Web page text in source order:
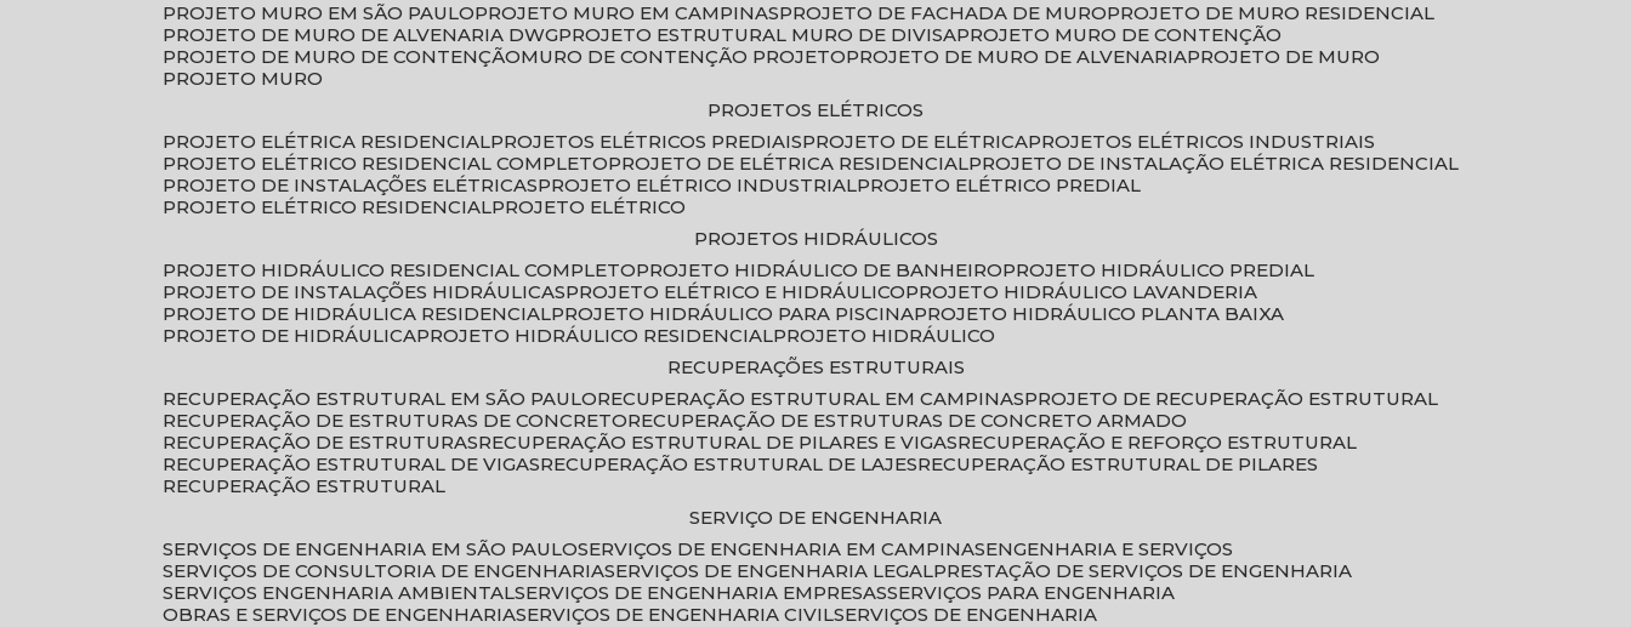
PROJETO MURO EM SÃO PAULO
PROJETO MURO EM CAMPINAS PROJETO DE FACHADA DE MURO
PROJETO DE MURO RESIDENCIAL
PROJETO DE MURO DE ALVENARIA DWG
PROJETO ESTRUTURAL MURO DE DIVISA
PROJETO MURO DE CONTENÇÃO
PROJETO DE MURO DE CONTENÇÃO
MURO DE CONTENÇÃO PROJETO PROJETO DE MURO DE ALVENARIA
PROJETO DE MURO
PROJETO MURO
PROJETOS ELÉTRICOS
PROJETO ELÉTRICA RESIDENCIAL
PROJETOS ELÉTRICOS PREDIAIS PROJETO DE ELÉTRICA
PROJETOS ELÉTRICOS INDUSTRIAIS
PROJETO ELÉTRICO RESIDENCIAL COMPLETO
PROJETO DE ELÉTRICA RESIDENCIAL
PROJETO DE INSTALAÇÃO ELÉTRICA RESIDENCIAL
PROJETO DE INSTALAÇÕES ELÉTRICAS
PROJETO ELÉTRICO INDUSTRIAL
PROJETO ELÉTRICO PREDIAL
PROJETO ELÉTRICO RESIDENCIAL
PROJETO ELÉTRICO
PROJETOS HIDRÁULICOS
PROJETO HIDRÁULICO RESIDENCIAL COMPLETO
PROJETO HIDRÁULICO DE BANHEIRO
PROJETO HIDRÁULICO PREDIAL
PROJETO DE INSTALAÇÕES HIDRÁULICAS
PROJETO ELÉTRICO E HIDRÁULICO
PROJETO HIDRÁULICO LAVANDERIA
PROJETO DE HIDRÁULICA RESIDENCIAL
PROJETO HIDRÁULICO PARA PISCINA
PROJETO HIDRÁULICO PLANTA BAIXA
PROJETO DE HIDRÁULICA
PROJETO HIDRÁULICO RESIDENCIAL
PROJETO HIDRÁULICO
RECUPERAÇÕES ESTRUTURAIS
RECUPERAÇÃO ESTRUTURAL EM SÃO PAULO
RECUPERAÇÃO ESTRUTURAL EM CAMPINAS
PROJETO DE RECUPERAÇÃO ESTRUTURAL
RECUPERAÇÃO DE ESTRUTURAS DE CONCRETO
RECUPERAÇÃO DE ESTRUTURAS DE CONCRETO ARMADO
RECUPERAÇÃO DE ESTRUTURAS
RECUPERAÇÃO ESTRUTURAL DE PILARES E VIGAS
RECUPERAÇÃO E REFORÇO ESTRUTURAL
RECUPERAÇÃO ESTRUTURAL DE VIGAS
RECUPERAÇÃO ESTRUTURAL DE LAJES
RECUPERAÇÃO ESTRUTURAL DE PILARES
RECUPERAÇÃO ESTRUTURAL
SERVIÇO DE ENGENHARIA
SERVIÇOS DE ENGENHARIA EM SÃO PAULO SERVIÇOS DE ENGENHARIA EM CAMPINAS
ENGENHARIA E SERVIÇOS
SERVIÇOS DE CONSULTORIA DE ENGENHARIA SERVIÇOS DE ENGENHARIA LEGAL
PRESTAÇÃO DE SERVIÇOS DE ENGENHARIA
SERVIÇOS ENGENHARIA AMBIENTAL SERVIÇOS DE ENGENHARIA EMPRESAS SERVIÇOS PARA ENGENHARIA
OBRAS E SERVIÇOS DE ENGENHARIA SERVIÇOS DE ENGENHARIA CIVIL SERVIÇOS DE ENGENHARIA